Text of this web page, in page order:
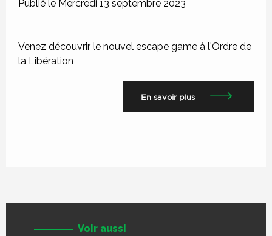
Publié le Mercredi 13 septembre 2023
Venez découvrir le nouvel escape game à l'Ordre de
la Libération
En savoir plus
Voir aussi